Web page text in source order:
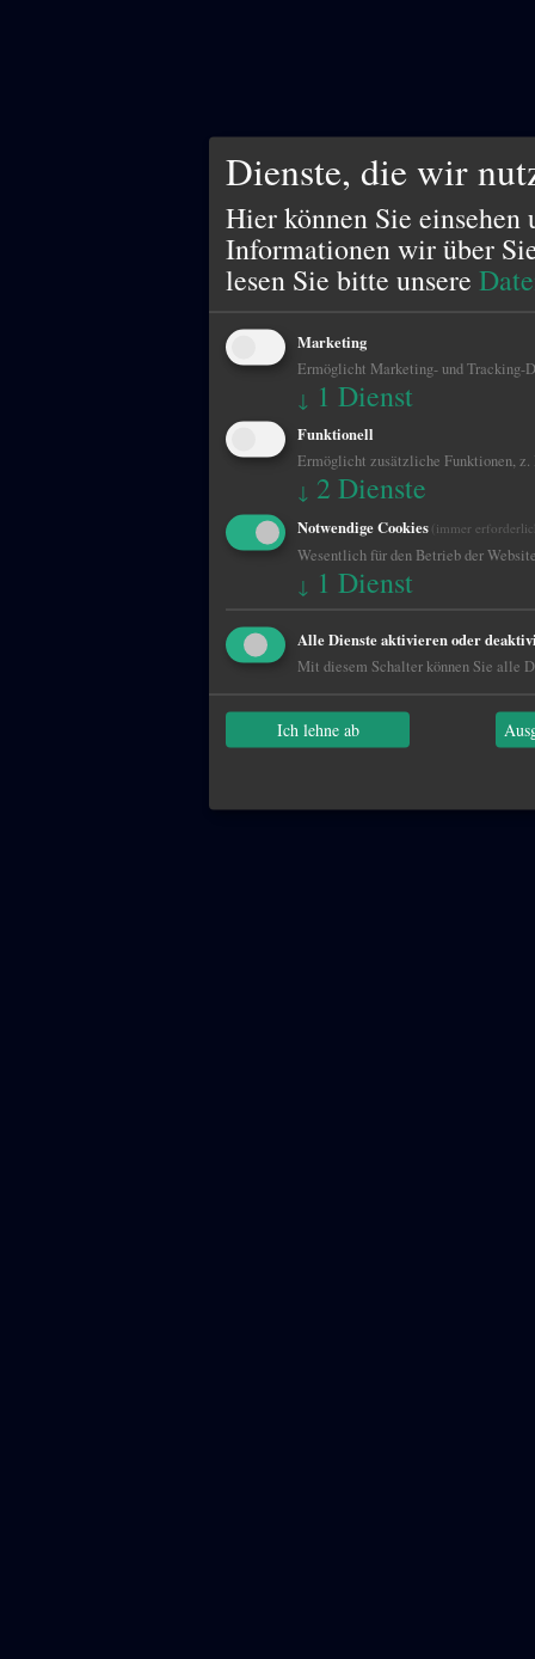
Dienste, die wir
Hier können Sie einsehen
Informationen wir über
lesen Sie bitte unsere
Marketing
Ermöglicht Marketing- und Tracking-
↓ 1 Dienst
Funktionell
Ermöglicht zusätzliche Funktionen, z.
↓ 2 Dienste
Notwendige Cookies (immer
Wesentlich für den Betrieb der
↓ 1 Dienst
Alle Dienste aktivieren oder
Mit diesem Schalter können Sie alle
Ich lehne ab